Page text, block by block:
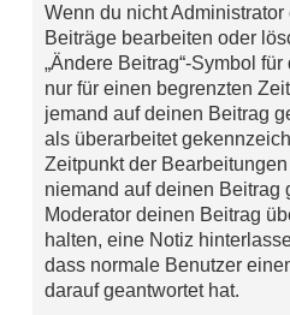
Wenn du nicht
Beiträge bearbeiten oder
„Ändere Beitrag“-Symbol
nur für einen begrenzten
jemand auf deinen Beitrag
als überarbeitet
Zeitpunkt der
niemand auf deinen Beitrag
Moderator deinen Beitrag
halten, eine Notiz
dass normale Benutzer
darauf geantwortet hat.